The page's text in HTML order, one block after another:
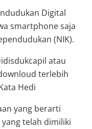
Digital
smartphone saja
(NIK).
atau
terlebih
Hedi
yang berarti
telah dimiliki